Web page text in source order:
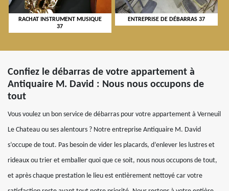
RACHAT INSTRUMENT MUSIQUE
37
ENTREPRISE DE DÉBARRAS 37
Confiez le débarras de votre appartement à
Antiquaire M. David : Nous nous occupons de
tout
Vous voulez un bon service de débarras pour votre appartement à Verneuil
Le Chateau ou ses alentours ? Notre entreprise Antiquaire M. David
s’occupe de tout. Pas besoin de vider les placards, d’enlever les lustres et
rideaux ou trier et emballer quoi que ce soit, nous nous occupons de tout,
et après chaque prestation le lieu est entièrement nettoyé car votre